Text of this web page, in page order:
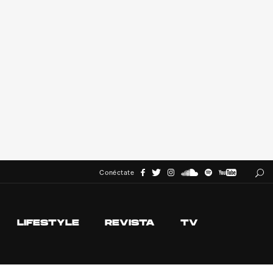
Conéctate
LIFESTYLE REVISTA TV